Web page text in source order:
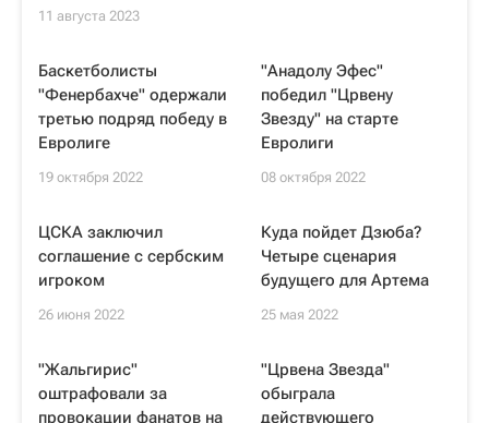
11 августа 2023
Баскетболисты
"Фенербахче" одержали
третью подряд победу в
Евролиге
19 октября 2022
"Анадолу Эфес"
победил "Црвену
Звезду" на старте
Евролиги
08 октября 2022
ЦСКА заключил
соглашение с сербским
игроком
26 июня 2022
Куда пойдет Дзюба?
Четыре сценария
будущего для Артема
25 мая 2022
"Жальгирис"
оштрафовали за
провокации фанатов на
"Црвена Звезда"
обыграла
действующего